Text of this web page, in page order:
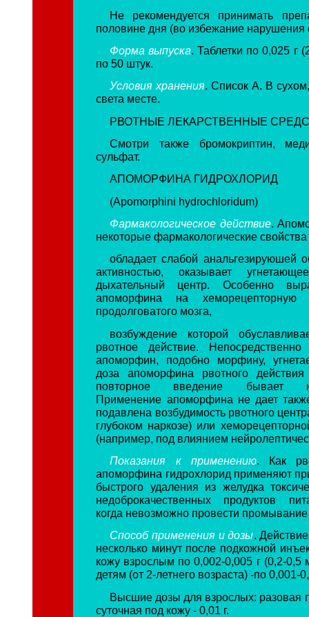
Не рекомендуется принимать
половине дня (во избежание нарушения
Форма выпуска. Таблетки по 0,025 г
по 50 штук.
Условия хранения. Список А. В
света месте.
РВОТНЫЕ ЛЕКАРСТВЕННЫЕ
Смотри также бромокриптин,
сульфат.
АПОМОРФИНА ГИДРОХЛОРИД
(Apomorphini hydrochloridum)
Фармакологическое действие.
некоторые фармакологические
обладает слабой анальгезируюшей
активностью, оказывает
дыхательный центр. Особенно
апоморфина на хеморецепторную
продолговатого мозга,
возбуждение которой
рвотное действие.
апоморфин, подобно морфину,
доза апоморфина рвотного
повторное введение бывает
Применение апоморфина не дает
подавлена возбудимость рвотного
глубоком наркозе) или
(например, под влиянием
Показания к применению. Как
апоморфина гидрохлорид применяют
быстрого удаления из желудка
недоброкачественных продуктов
когда невозможно провести
Способ применения и дозы.
несколько минут после подкожной
кожу взрослым по 0,002-0,005 г (0,2-0,5
детям (от 2-летнего возраста) -по 0,001-
Высшие дозы для взрослых: разовая
суточная под кожу - 0,01 г.